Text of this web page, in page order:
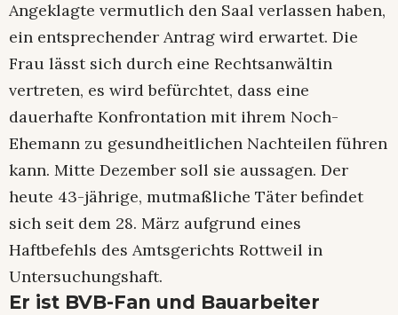
Angeklagte vermutlich den Saal verlassen haben,
ein entsprechender Antrag wird erwartet. Die
Frau lässt sich durch eine Rechtsanwältin
vertreten, es wird befürchtet, dass eine
dauerhafte Konfrontation mit ihrem Noch-
Ehemann zu gesundheitlichen Nachteilen führen
kann. Mitte Dezember soll sie aussagen. Der
heute 43-jährige, mutmaßliche Täter befindet
sich seit dem 28. März aufgrund eines
Haftbefehls des Amtsgerichts Rottweil in
Untersuchungshaft.
Er ist BVB-Fan und Bauarbeiter